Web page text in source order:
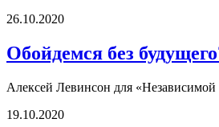
26.10.2020
Обойдемся без
Алексей Левинсон для «Независимой
19.10.2020